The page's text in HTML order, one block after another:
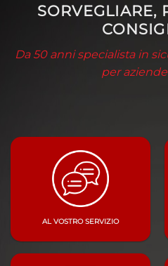
SORVEGLIARE,
Da 50 anni specialista in
per
AL VOSTRO SERVIZIO